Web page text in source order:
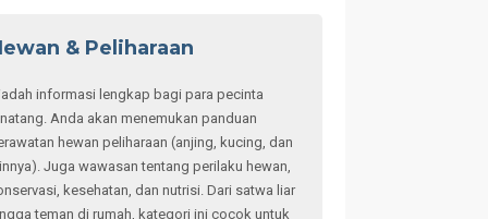
& Peliharaan
informasi lengkap bagi para pecinta
Anda akan menemukan panduan
hewan peliharaan (anjing, kucing, dan
Juga wawasan tentang perilaku hewan,
kesehatan, dan nutrisi. Dari satwa liar
teman di rumah, kategori ini cocok untuk